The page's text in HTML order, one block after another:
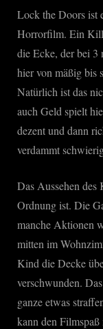
Lock the Doors ist
Horrorfilm. Ein
die Ecke, der bei 3
hier von mäßig bis
Natürlich ist das
auch Geld spielt
dezent und dann
verdammt
Das Aussehen
Ordnung ist. Die
manche Aktionen
mitten im
Kind die Decke
verschwunden.
ganze etwas
kann den